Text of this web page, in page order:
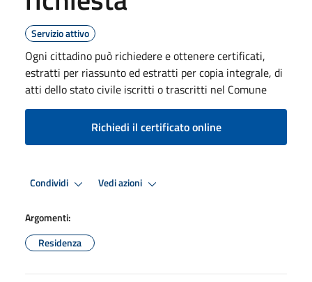
Servizio attivo
Ogni cittadino può richiedere e ottenere certificati,
estratti per riassunto ed estratti per copia integrale, di
atti dello stato civile iscritti o trascritti nel Comune
Richiedi il certificato online
Condividi Vedi azioni
Argomenti:
Residenza